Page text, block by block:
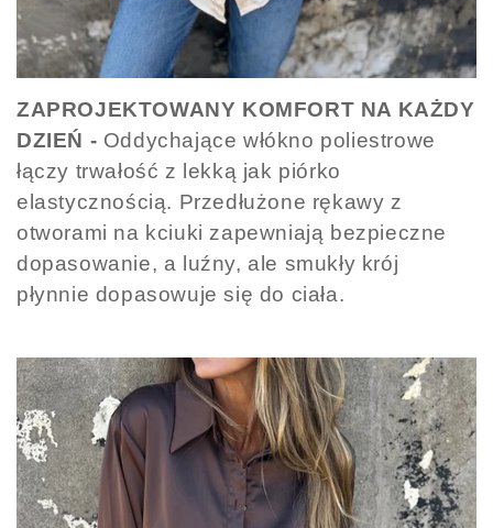
ZAPROJEKTOWANY KOMFORT NA KAŻDY
DZIEŃ - Oddychające włókno poliestrowe
łączy trwałość z lekką jak piórko
elastycznością. Przedłużone rękawy z
otworami na kciuki zapewniają bezpieczne
dopasowanie, a luźny, ale smukły krój
płynnie dopasowuje się do ciała.